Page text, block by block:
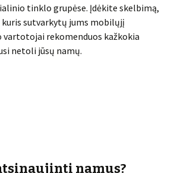
tinklo grupėse. Įdėkite skelbimą,
sutvarkytų jums mobilųjį
rekomenduos kažkokia
netoli jūsų namų.
namus?